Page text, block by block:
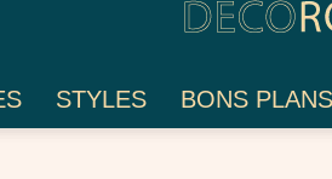
STYLES BONS PLANS